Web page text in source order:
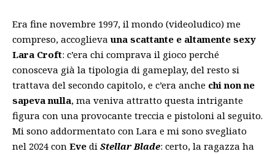
Era fine novembre 1997, il mondo (videoludico) me
compreso, accoglieva una scattante e altamente sexy
Lara Croft: c’era chi comprava il gioco perché
conosceva già la tipologia di gameplay, del resto si
trattava del secondo capitolo, e c’era anche chi non ne
sapeva nulla, ma veniva attratto questa intrigante
figura con una provocante treccia e pistoloni al seguito.
Mi sono addormentato con Lara e mi sono svegliato
nel 2024 con Eve di Stellar Blade: certo, la ragazza ha